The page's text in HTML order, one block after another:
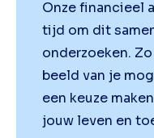
Onze financieel
tijd om dit
onderzoeken.
beeld van je
een keuze
jouw leven en